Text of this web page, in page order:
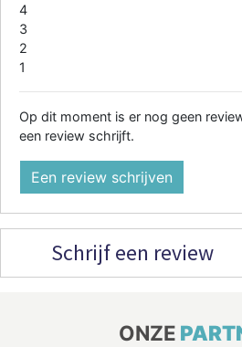
4
3
2
1
Op dit moment is er nog geen
een review schrijft.
Een review schrijven
Schrijf een review
ONZE